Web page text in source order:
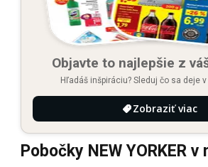
Objavte to najlepšie z
Hľadáš inšpiráciu? Sleduj čo sa deje
Zobraziť viac
Pobočky NEW YORKER v